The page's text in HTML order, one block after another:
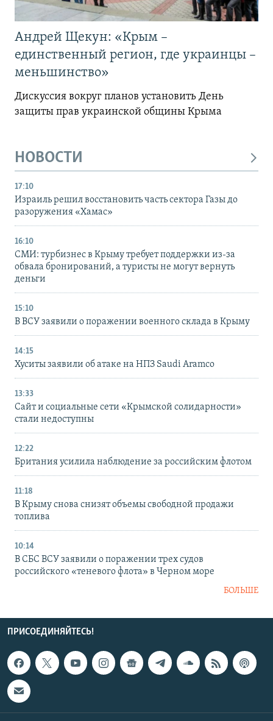
Андрей Щекун: «Крым –
единственный регион, где украинцы –
меньшинство»
Дискуссия вокруг планов установить День
защиты прав украинской общины Крыма
НОВОСТИ
17:10
Израиль решил восстановить часть сектора Газы до
разоружения «Хамас»
16:10
СМИ: турбизнес в Крыму требует поддержки из-за
обвала бронирований, а туристы не могут вернуть
деньги
15:10
В ВСУ заявили о поражении военного склада в Крыму
14:15
Хуситы заявили об атаке на НПЗ Saudi Aramco
13:33
Сайт и социальные сети «Крымской солидарности»
стали недоступны
12:22
Британия усилила наблюдение за российским флотом
11:18
В Крыму снова снизят объемы свободной продажи
топлива
10:14
В СБС ВСУ заявили о поражении трех судов
российского «теневого флота» в Черном море
БОЛЬШЕ
ПРИСОЕДИНЯЙТЕСЬ!